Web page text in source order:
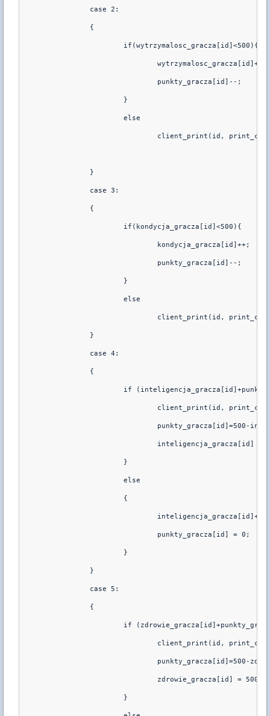
                case 2:
                {
                        if(wytrzymalosc_gracza[id]<500){
                                wytrzymalosc_gracza[id]++;
                                punkty_gracza[id]--;
                        }
                        else
client_print(id,
                }
                case 3:
                {
                        if(kondycja_gracza[id]<500){
                                kondycja_gracza[id]++;
                                punkty_gracza[id]--;
                        }
                        else
client_print(id,
                }
                case 4:
                {
if
client_print(id,
punkty_gracza[id]=500-
inteligencja_gracza[id] =
                        }
                        else
                        {
                                punkty_gracza[id] = 0;
                        }
                }
                case 5:
                {
if
client_print(id,
punkty_gracza[id]=500-
                                zdrowie_gracza[id] = 500;
                        }